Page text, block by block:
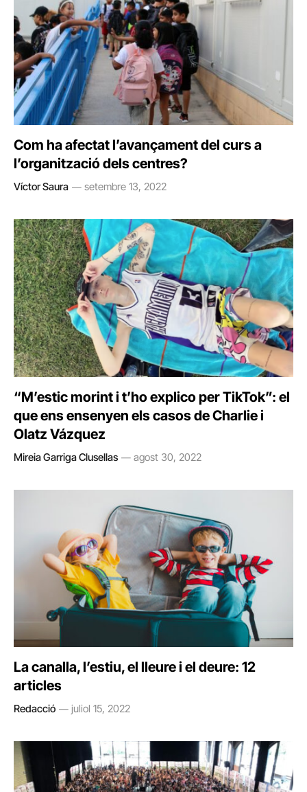
Com ha afectat l’avançament del curs a
l’organització dels centres?
Víctor Saura setembre 13, 2022
“M’estic morint i t’ho explico per TikTok”: el
que ens ensenyen els casos de Charlie i
Olatz Vázquez
Mireia Garriga Clusellas agost 30, 2022
La canalla, l’estiu, el lleure i el deure: 12
articles
Redacció juliol 15, 2022